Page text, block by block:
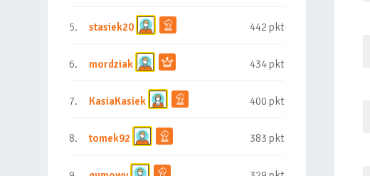
5. stasiek20 442 pkt
6. mordziak 434 pkt
7. KasiaKasiek 400 pkt
8. tomek92 383 pkt